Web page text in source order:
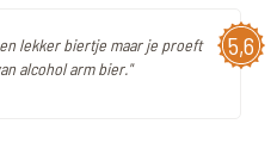
5,6
lekker biertje maar je proeft
alcohol arm bier."